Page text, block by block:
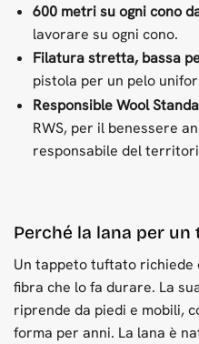
600 metri su ogni cono
lavorare su ogni cono.
Filatura stretta, bassa
pistola per un pelo
Responsible Wool
RWS, per il benessere
responsabile del
Perché la lana per
Un tappeto tuftato richiede
fibra che lo fa durare. La
riprende da piedi e mobili,
forma per anni. La lana è